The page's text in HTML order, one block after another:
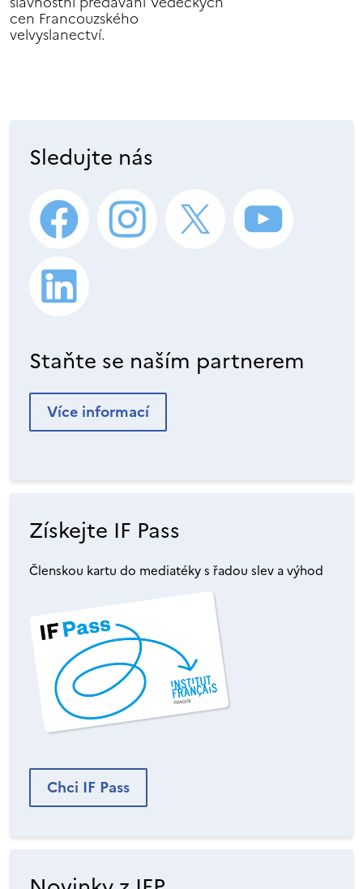
cen Francouzského
velvyslanectví.
Sledujte nás
Staňte se naším partnerem
Více informací
Získejte IF Pass
Členskou kartu do mediatéky s řadou slev a výhod
Chci IF Pass